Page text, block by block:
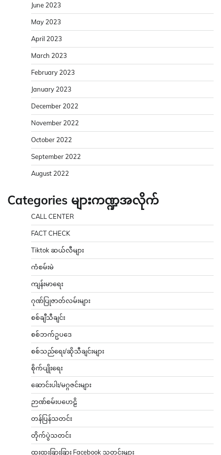
June 2023
May 2023
April 2023
March 2023
February 2023
January 2023
December 2022
November 2022
October 2022
September 2022
August 2022
Categories များကဏ္ဍအလိုက်
CALL CENTER
FACT CHECK
Tiktok ဆယ်လီများ
ကံစမ်းမဲ
ကျန်းမာရေး
ဂုဏ်ပြုဇာတ်လမ်းများ
စစ်ချီသီချင်း
စစ်ဘက်ဥပဒေ
စစ်သည်ရေး/ဆိုသီချင်းများ
စိုက်ပျိုးရေး
ဆောင်းပါး/မဂ္ဂဇင်းများ
ဉာဏ်စမ်းပဟေဠိ
တန်ပြန်သတင်း
တိုက်ပွဲသတင်း
ထူးထူးခြားခြား Facebook သတင်းများ